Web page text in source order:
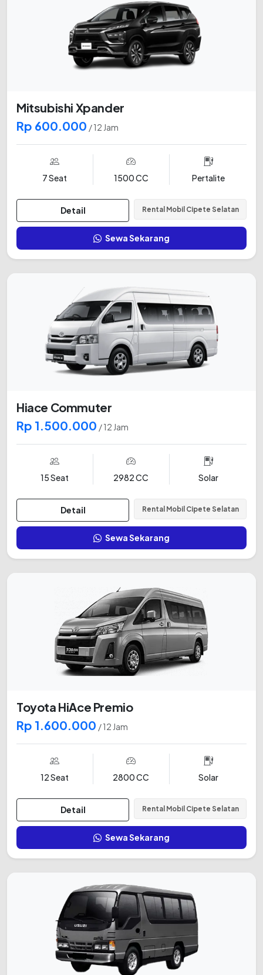
Mitsubishi Xpander
Rp 600.000 / 12 Jam
7 Seat 1500 CC Pertalite
Detail Rental Mobil Cipete Selatan
Sewa Sekarang
Hiace Commuter
Rp 1.500.000 / 12 Jam
15 Seat 2982 CC Solar
Detail Rental Mobil Cipete Selatan
Sewa Sekarang
Toyota HiAce Premio
Rp 1.600.000 / 12 Jam
12 Seat 2800 CC Solar
Detail Rental Mobil Cipete Selatan
Sewa Sekarang